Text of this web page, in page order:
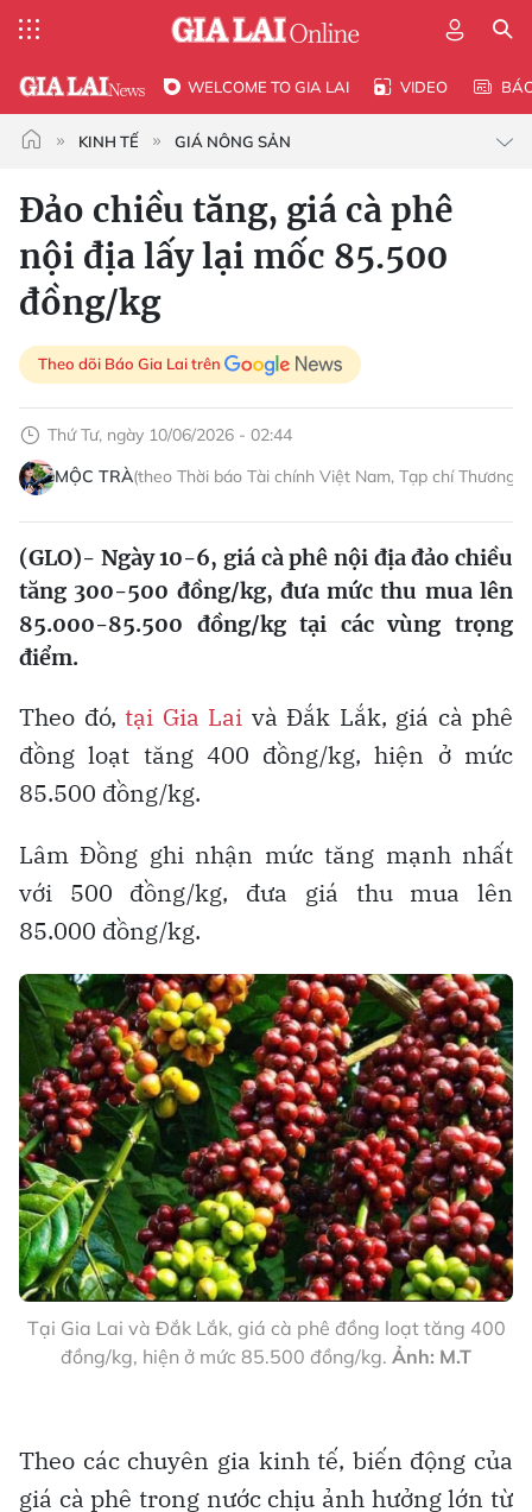
WELCOME TO GIA LAI VIDEO
KINH TẾ GIÁ NÔNG SẢN
Đảo chiều tăng, giá cà phê
nội địa lấy lại mốc 85.500
đồng/kg
Theo dõi Báo Gia Lai trên
Thứ Tư, ngày 10/06/2026 - 02:44
MỘC TRÀ(theo Thời báo Tài chính Việt Nam, Tạp chí Thương
(GLO)- Ngày 10-6, giá cà phê nội địa đảo chiều
tăng 300-500 đồng/kg, đưa mức thu mua lên
85.000-85.500 đồng/kg tại các vùng trọng
điểm.
Theo đó, tại Gia Lai và Đắk Lắk, giá cà phê
đồng loạt tăng 400 đồng/kg, hiện ở mức
85.500 đồng/kg.
Lâm Đồng ghi nhận mức tăng mạnh nhất
với 500 đồng/kg, đưa giá thu mua lên
85.000 đồng/kg.
Tại Gia Lai và Đắk Lắk, giá cà phê đồng loạt tăng 400
đồng/kg, hiện ở mức 85.500 đồng/kg. Ảnh: M.T
Theo các chuyên gia kinh tế, biến động của
giá cà phê trong nước chịu ảnh hưởng lớn từ